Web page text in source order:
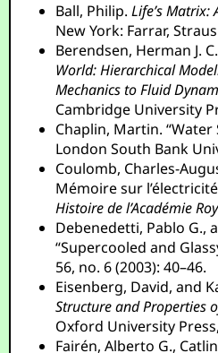
Ball, Philip.Life’s Matrix:
New York: Farrar,
Berendsen, Herman J.
World: Hierarchical
Mechanics to Fluid
Cambridge University
Chaplin, Martin.
London South Bank
Coulomb, Charles-
Mémoire sur
Histoire de l’Académie
Debenedetti, Pablo G.,
“Supercooled and
56, no. 6 (2003): 40–46.
Eisenberg, David, and
Structure and Properties
Oxford University
Fairén, Alberto G.,